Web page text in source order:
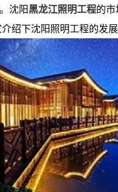
沈阳黑龙江照明工程的
绍下沈阳照明工程的发展